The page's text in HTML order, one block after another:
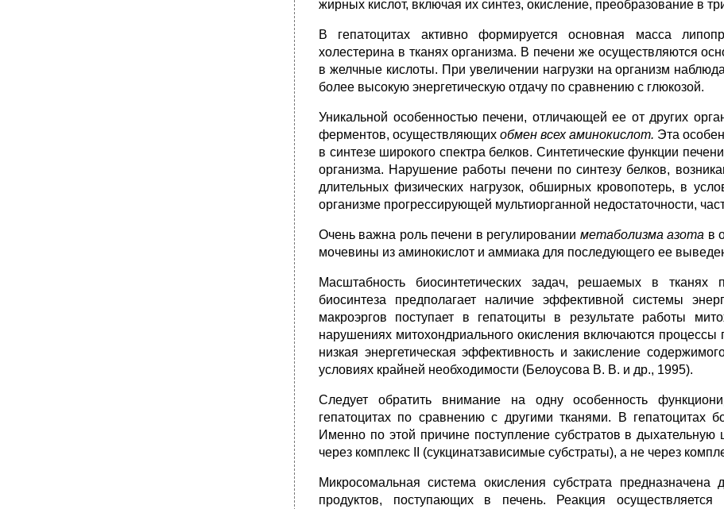
жирных кислот, включая их синтез, окисление, преобразование в
В гепатоцитах активно формируется основная масса
холестерина в тканях организма. В печени же осуществляются
в желчные кислоты. При увеличении нагрузки на организм
более высокую энергетическую отдачу по сравнению с глюкозой.
Уникальной особенностью печени, отличающей ее от других
ферментов, осуществляющих обмен всех аминокислот. Эта
в синтезе широкого спектра белков. Синтетические функции
организма. Нарушение работы печени по синтезу белков,
длительных физических нагрузок, обширных кровопотерь, в
организме прогрессирующей мультиорганной недостаточности,
Очень важна роль печени в регулировании метаболизма азота в
мочевины из аминокислот и аммиака для последующего ее
Масштабность биосинтетических задач, решаемых в тканях
биосинтеза предполагает наличие эффективной системы
макроэргов поступает в гепатоциты в результате работы
нарушениях митохондриального окисления включаются процессы
низкая энергетическая эффективность и закисление
условиях крайней необходимости (Белоусова В. В. и др., 1995).
Следует обратить внимание на одну особенность
гепатоцитах по сравнению с другими тканями. В гепатоцитах
Именно по этой причине поступление субстратов в дыхательную
через комплекс II (сукцинатзависимые субстраты), а не через
Микросомальная система окисления субстрата
продуктов, поступающих в печень. Реакция